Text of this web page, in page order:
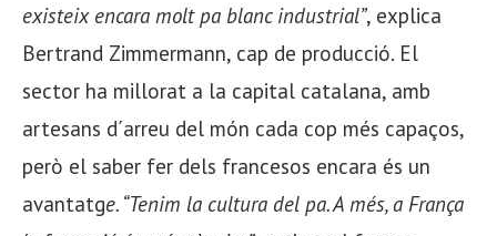
existeix encara molt pa blanc industrial”, explica
Bertrand Zimmermann, cap de producció. El
sector ha millorat a la capital catalana, amb
artesans d´arreu del món cada cop més capaços,
però el saber fer dels francesos encara és un
avantatge. “Tenim la cultura del pa. A més, a França